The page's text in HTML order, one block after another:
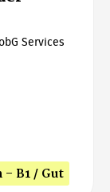
Services
- B1 / Gut